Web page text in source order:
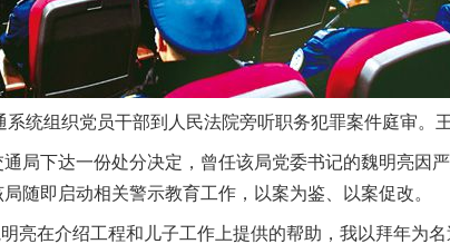
系统组织党员干部到人民法院旁听职务犯罪案件庭审。
下达一份处分决定，曾任该局党委书记的魏明亮因
随即启动相关警示教育工作，以案为鉴、以案促改。
在介绍工程和儿子工作上提供的帮助，我以拜年为名